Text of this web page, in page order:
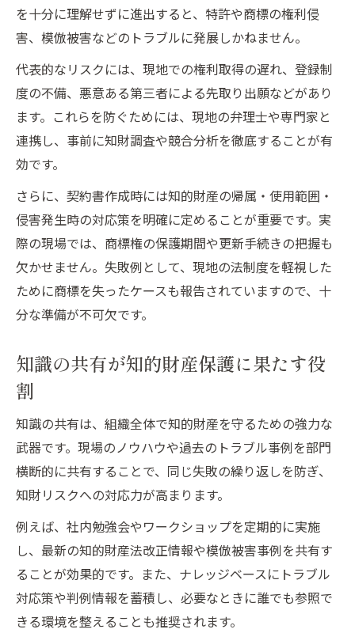
を十分に理解せずに進出すると、特許や商標の権利侵
害、模倣被害などのトラブルに発展しかねません。
代表的なリスクには、現地での権利取得の遅れ、登録制
度の不備、悪意ある第三者による先取り出願などがあり
ます。これらを防ぐためには、現地の弁理士や専門家と
連携し、事前に知財調査や競合分析を徹底することが有
効です。
さらに、契約書作成時には知的財産の帰属・使用範囲・
侵害発生時の対応策を明確に定めることが重要です。実
際の現場では、商標権の保護期間や更新手続きの把握も
欠かせません。失敗例として、現地の法制度を軽視した
ために商標を失ったケースも報告されていますので、十
分な準備が不可欠です。
知識の共有が知的財産保護に果たす役
割
知識の共有は、組織全体で知的財産を守るための強力な
武器です。現場のノウハウや過去のトラブル事例を部門
横断的に共有することで、同じ失敗の繰り返しを防ぎ、
知財リスクへの対応力が高まります。
例えば、社内勉強会やワークショップを定期的に実施
し、最新の知的財産法改正情報や模倣被害事例を共有す
ることが効果的です。また、ナレッジベースにトラブル
対応策や判例情報を蓄積し、必要なときに誰でも参照で
きる環境を整えることも推奨されます。